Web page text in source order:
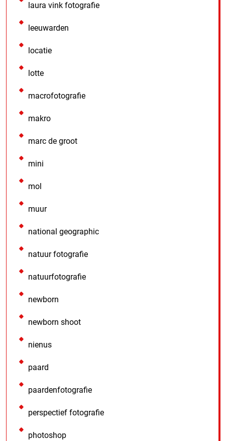
laura vink fotografie
leeuwarden
locatie
lotte
macrofotografie
makro
marc de groot
mini
mol
muur
national geographic
natuur fotografie
natuurfotografie
newborn
newborn shoot
nienus
paard
paardenfotografie
perspectief fotografie
photoshop